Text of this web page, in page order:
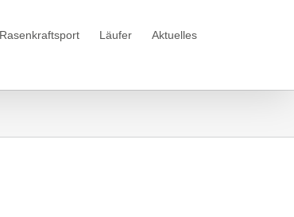
Rasenkraftsport Läufer Aktuelles